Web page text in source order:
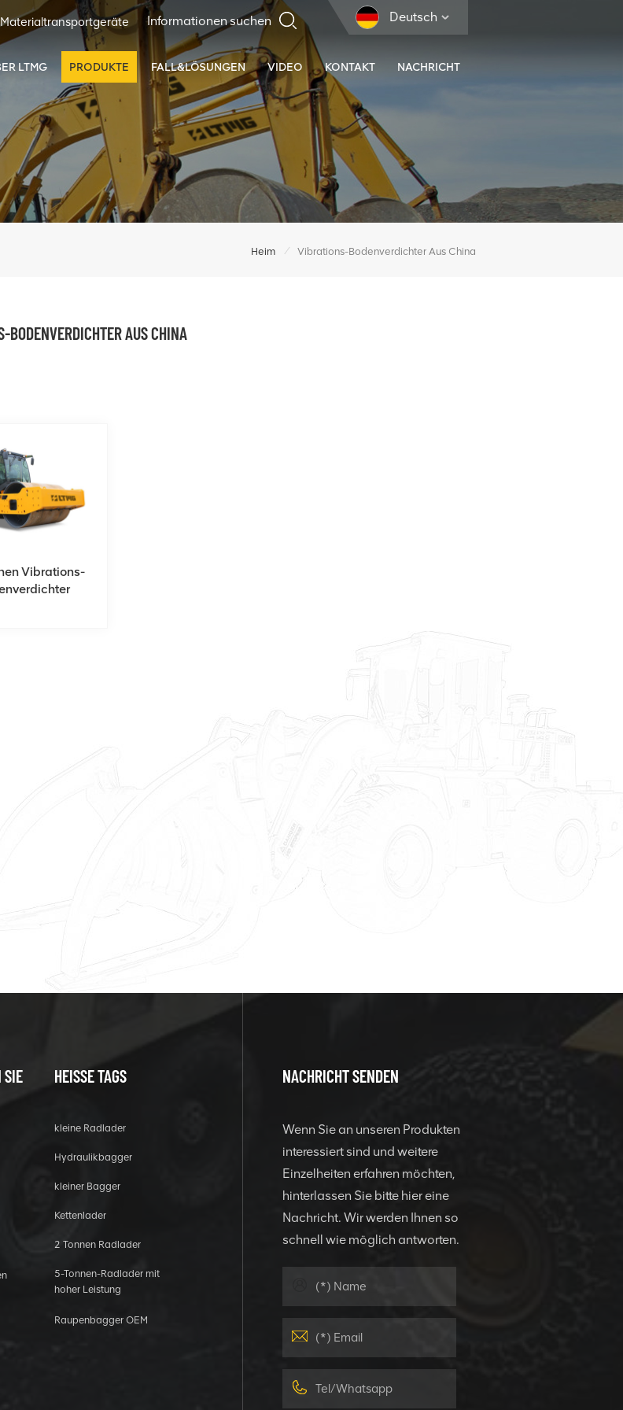
Deutsch
LTMG PRODUKTE FALL&LÖSUNGEN VIDEO KONTAKT NACHRICHT
Heim / Vibrations-Bodenverdichter Aus China
BODENVERDICHTER AUS CHINA
Vibrations-
SIE
HEISSE TAGS
kleine Radlader
Hydraulikbagger
kleiner Bagger
Kettenlader
2 Tonnen Radlader
5-Tonnen-Radlader mit
hoher Leistung
Raupenbagger OEM
NACHRICHT SENDEN
Wenn Sie an unseren Produkten
interessiert sind und weitere
Einzelheiten erfahren möchten,
hinterlassen Sie bitte hier eine
Nachricht. Wir werden Ihnen so
schnell wie möglich antworten.